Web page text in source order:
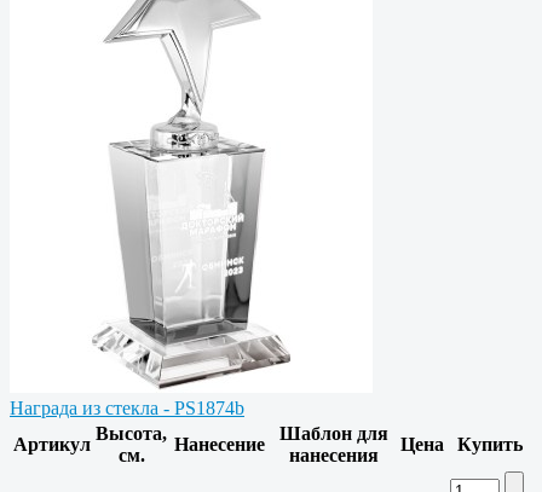
Награда из стекла - PS1874b
Артикул
Высота,
см.
Нанесение
Шаблон для
нанесения
Цена Купить